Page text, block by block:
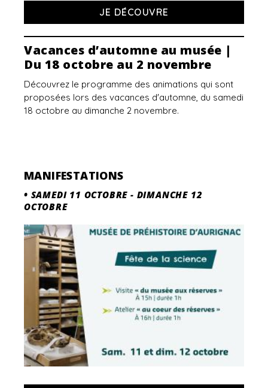
JE DÉCOUVRE
Vacances d’automne au musée |
Du 18 octobre au 2 novembre
Découvrez le programme des animations qui sont
proposées lors des vacances d'automne, du samedi
18 octobre au dimanche 2 novembre.
MANIFESTATIONS
• SAMEDI 11 OCTOBRE - DIMANCHE 12
OCTOBRE